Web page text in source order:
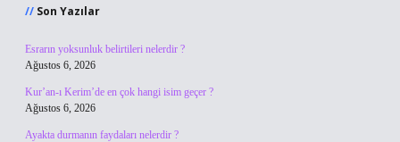
Son Yazılar
Esrarın yoksunluk belirtileri nelerdir ?
Ağustos 6, 2026
Kur’an-ı Kerim’de en çok hangi isim geçer ?
Ağustos 6, 2026
Ayakta durmanın faydaları nelerdir ?